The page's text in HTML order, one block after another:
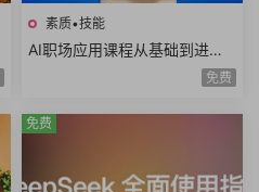
素质•技能
AI职场应用课程从基础到进阶
写日报做PPT做Excel写方案写
免费
免费